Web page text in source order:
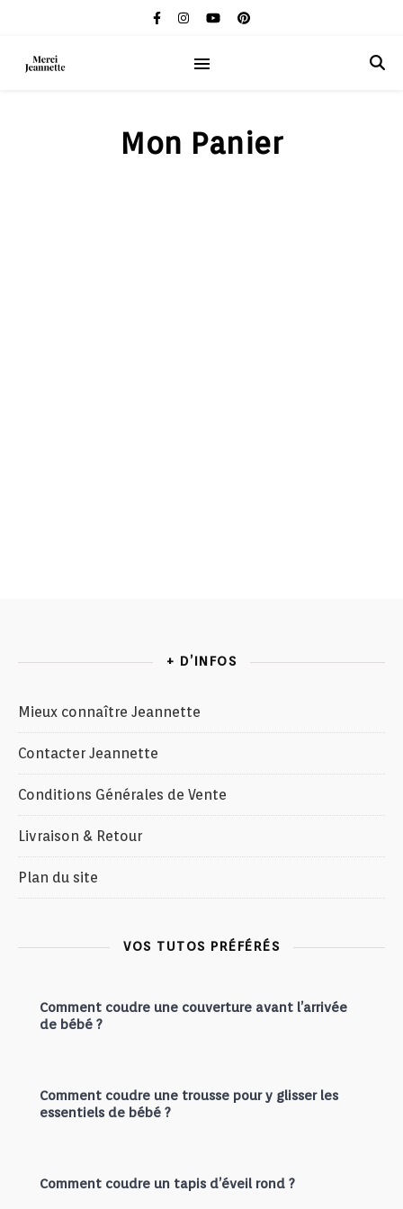
Mon Panier
+ D’INFOS
Mieux connaître Jeannette
Contacter Jeannette
Conditions Générales de Vente
Livraison & Retour
Plan du site
VOS TUTOS PRÉFÉRÉS
Comment coudre une couverture avant l’arrivée
de bébé ?
Comment coudre une trousse pour y glisser les
essentiels de bébé ?
Comment coudre un tapis d’éveil rond ?